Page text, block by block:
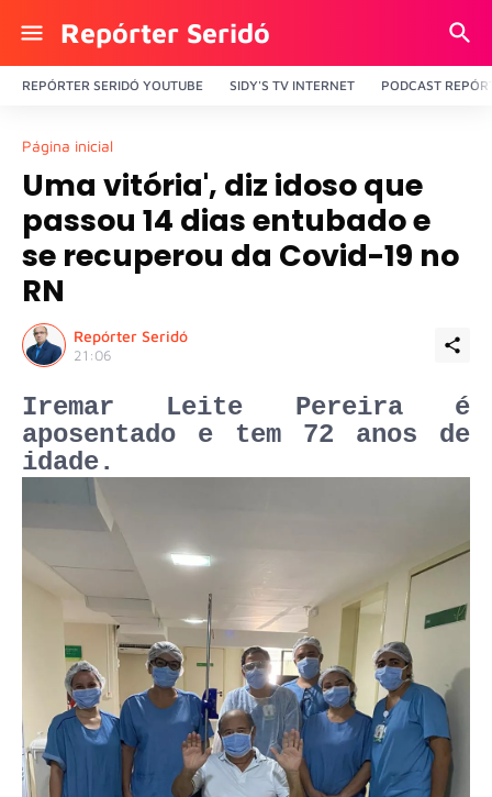
Repórter Seridó
REPÓRTER SERIDÓ YOUTUBE SIDY'S TV INTERNET PODCAST
Página inicial
Uma vitória', diz idoso que
passou 14 dias entubado e
se recuperou da Covid-19 no
RN
Repórter Seridó
21:06
Iremar Leite Pereira é
aposentado e tem 72 anos de
idade.